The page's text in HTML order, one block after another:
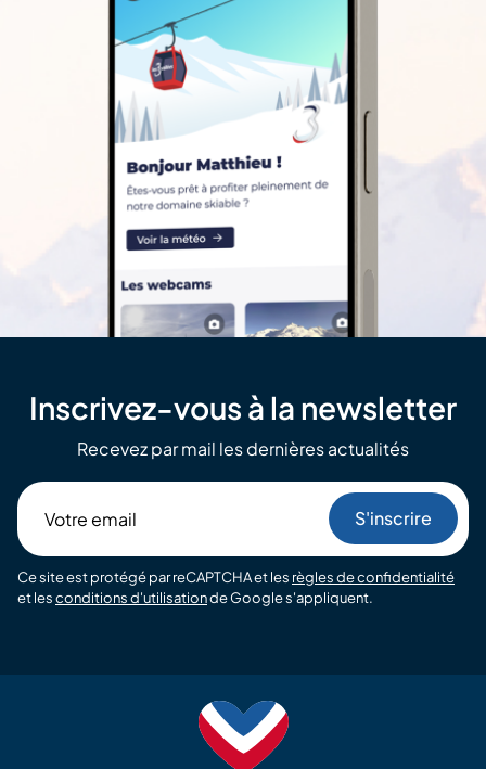
Inscrivez-vous à la newsletter
Recevez par mail les dernières actualités
email
Ce site est protégé par reCAPTCHA et les règles de confidentialité
et lesconditions d'utilisationde Google s'appliquent.